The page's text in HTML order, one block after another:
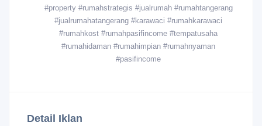
#property #rumahstrategis #jualrumah #rumahtangerang
#jualrumahatangerang #karawaci #rumahkarawaci
#rumahkost #rumahpasifincome #tempatusaha
#rumahidaman #rumahimpian #rumahnyaman
#pasifincome
Detail Iklan